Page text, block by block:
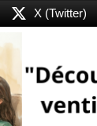
X (Twitter)